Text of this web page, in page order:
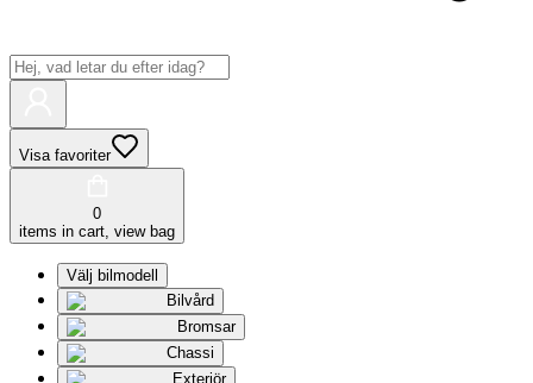
Visa favoriter
0
items in cart, view bag
Välj bilmodell
Bilvård
Bromsar
Chassi
Exteriör